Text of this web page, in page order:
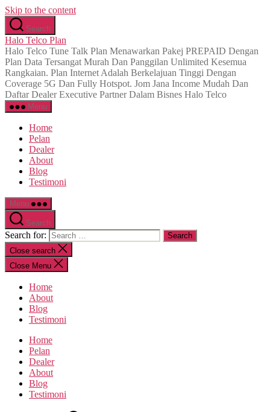
Skip to the content
Search
Halo Telco Plan
Halo Telco Tune Talk Plan Menawarkan Pakej PREPAID Dengan
Plan Data Tersangat Murah Dan Panggilan Unlimited Kesemua
Rangkaian. Plan Internet Adalah Berkelajuan Tinggi Dengan
Coverage 5G Dan Fully Hotspot. Jom Jana Income Mudah Dan
Daftar Dealer Executive Partner Dalam Bisnes Halo Telco
Menu
Home
Pelan
Dealer
About
Blog
Testimoni
Menu
Search
Search for:
Close search
Close Menu
Home
About
Blog
Testimoni
Home
Pelan
Dealer
About
Blog
Testimoni